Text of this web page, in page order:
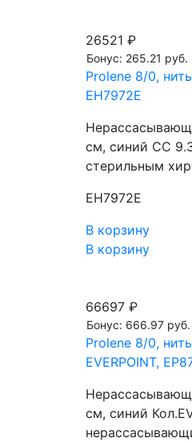
26521 ₽
Бонус: 265.21 руб.
Prolene 8/0,
EH7972E
см, синий CC
стерильным
EH7972E
В корзину
В корзину
66697 ₽
Бонус: 666.97 руб.
Prolene 8/0,
EVERPOINT,
см, синий